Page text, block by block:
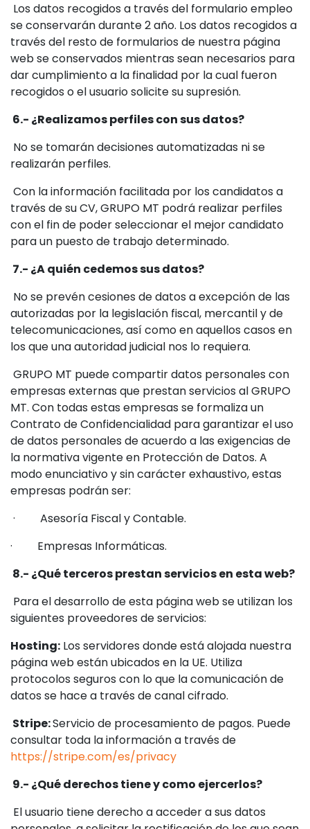
Los datos recogidos a través del formulario empleo
se conservarán durante 2 año. Los datos recogidos a
través del resto de formularios de nuestra página
web se conservados mientras sean necesarios para
dar cumplimiento a la finalidad por la cual fueron
recogidos o el usuario solicite su supresión.
6.- ¿Realizamos perfiles con sus datos?
No se tomarán decisiones automatizadas ni se
realizarán perfiles.
Con la información facilitada por los candidatos a
través de su CV, GRUPO MT podrá realizar perfiles
con el fin de poder seleccionar el mejor candidato
para un puesto de trabajo determinado.
7.- ¿A quién cedemos sus datos?
No se prevén cesiones de datos a excepción de las
autorizadas por la legislación fiscal, mercantil y de
telecomunicaciones, así como en aquellos casos en
los que una autoridad judicial nos lo requiera.
GRUPO MT puede compartir datos personales con
empresas externas que prestan servicios al GRUPO
MT. Con todas estas empresas se formaliza un
Contrato de Confidencialidad para garantizar el uso
de datos personales de acuerdo a las exigencias de
la normativa vigente en Protección de Datos. A
modo enunciativo y sin carácter exhaustivo, estas
empresas podrán ser:
· Asesoría Fiscal y Contable.
· Empresas Informáticas.
8.- ¿Qué terceros prestan servicios en esta web?
Para el desarrollo de esta página web se utilizan los
siguientes proveedores de servicios:
Hosting: Los servidores donde está alojada nuestra
página web están ubicados en la UE. Utiliza
protocolos seguros con lo que la comunicación de
datos se hace a través de canal cifrado.
Stripe:Servicio de procesamiento de pagos. Puede
consultar toda la información a través de
https://stripe.com/es/privacy
9.- ¿Qué derechos tiene y como ejercerlos?
El usuario tiene derecho a acceder a sus datos